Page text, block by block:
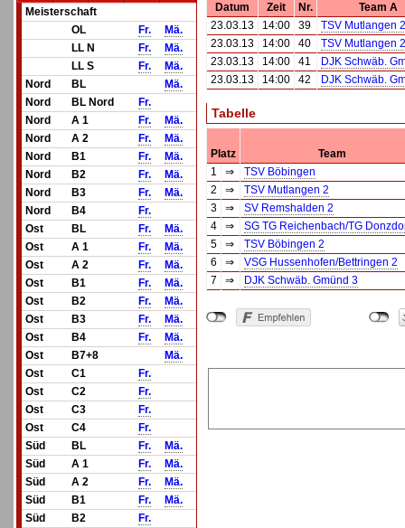
Meisterschaft
OL
Fr.
Mä.
LL N
Fr.
Mä.
LL S
Fr.
Mä.
Nord
BL
Mä.
Nord
BL Nord
Fr.
Nord
A 1 Fr.
Mä.
Nord
A 2 Fr.
Mä.
Nord
B1 Fr.
Mä.
Nord
B2 Fr.
Mä.
Nord
B3 Fr.
Mä.
Nord
B4
Fr.
Ost
BL Fr.
Mä.
Ost
A 1 Fr.
Mä.
Ost
A 2 Fr.
Mä.
Ost
B1 Fr.
Mä.
Ost
B2 Fr.
Mä.
Ost
B3 Fr.
Mä.
Ost
B4 Fr.
Mä.
Ost
B7+8
Mä.
Ost
C1
Fr.
Ost
C2
Fr.
Ost
C3
Fr.
Ost
C4
Fr.
Süd
BL Fr.
Mä.
Süd
A 1 Fr.
Mä.
Süd
A 2 Fr.
Mä.
Süd
B1 Fr.
Mä.
Süd
B2
Fr.
Datum Zeit Nr.
Team A
23.03.13
14:00 39
TSV Mutlangen 2
23.03.13
14:00 40
TSV Mutlangen 2
23.03.13
14:00 41
DJK Schwäb.
23.03.13
14:00 42 DJK Schwäb.
Tabelle
Platz
Team
1
⇒
TSV Böbingen
2
⇒
TSV Mutlangen 2
3
⇒
SV Remshalden 2
4
⇒
SG TG Reichenbach/TG
5
⇒
TSV Böbingen 2
6
⇒
VSG Hussenhofen/Bettringen 2
7
⇒ DJK Schwäb. Gmünd 3